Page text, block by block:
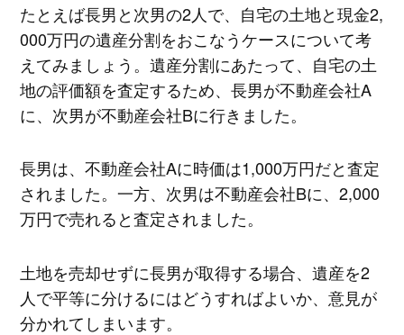
たとえば長男と次男の2人で、自宅の土地と現金2,
000万円の遺産分割をおこなうケースについて考
えてみましょう。遺産分割にあたって、自宅の土
地の評価額を査定するため、長男が不動産会社A
に、次男が不動産会社Bに行きました。
長男は、不動産会社Aに時価は1,000万円だと査定
されました。一方、次男は不動産会社Bに、2,000
万円で売れると査定されました。
土地を売却せずに長男が取得する場合、遺産を2
人で平等に分けるにはどうすればよいか、意見が
分かれてしまいます。